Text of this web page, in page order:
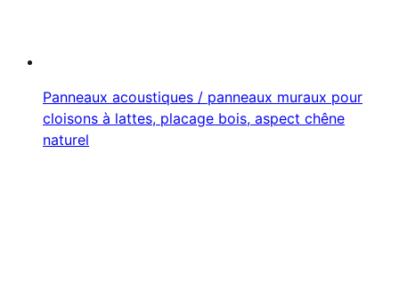
Panneaux acoustiques / panneaux muraux pour
cloisons à lattes, placage bois, aspect chêne
naturel